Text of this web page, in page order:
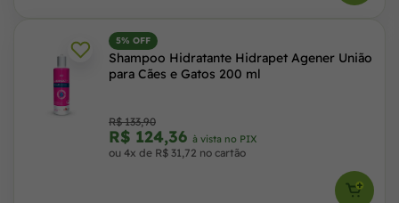
5% OFF
Shampoo Hidratante Hidrapet Agener União
para Cães e Gatos 200 ml
R$ 133,90
R$ 124,36 à vista no PIX
ou 4x de R$ 31,72 no cartão